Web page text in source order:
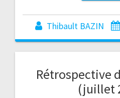
Thibault BAZIN
Rétrospective
(juillet